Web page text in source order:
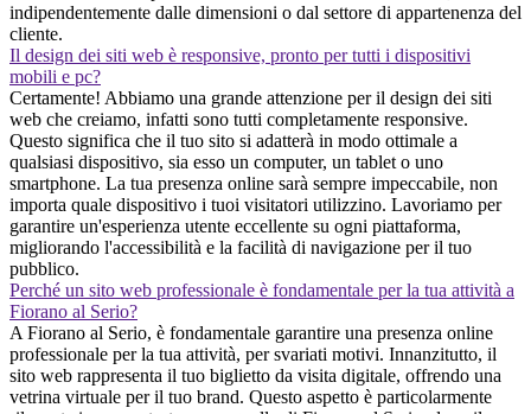
indipendentemente dalle dimensioni o dal settore di appartenenza del
cliente.
Il design dei siti web è responsive, pronto per tutti i dispositivi
mobili e pc?
Certamente! Abbiamo una grande attenzione per il design dei siti
web che creiamo, infatti sono tutti completamente responsive.
Questo significa che il tuo sito si adatterà in modo ottimale a
qualsiasi dispositivo, sia esso un computer, un tablet o uno
smartphone. La tua presenza online sarà sempre impeccabile, non
importa quale dispositivo i tuoi visitatori utilizzino. Lavoriamo per
garantire un'esperienza utente eccellente su ogni piattaforma,
migliorando l'accessibilità e la facilità di navigazione per il tuo
pubblico.
Perché un sito web professionale è fondamentale per la tua attività a
Fiorano al Serio?
A Fiorano al Serio, è fondamentale garantire una presenza online
professionale per la tua attività, per svariati motivi. Innanzitutto, il
sito web rappresenta il tuo biglietto da visita digitale, offrendo una
vetrina virtuale per il tuo brand. Questo aspetto è particolarmente